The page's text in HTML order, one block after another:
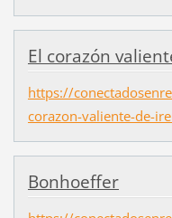
El corazón
https://
corazon-valiente-de-
Bonhoeffer